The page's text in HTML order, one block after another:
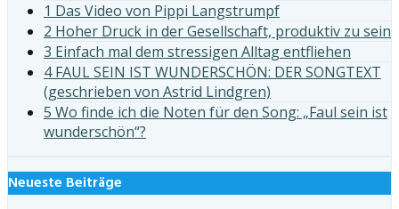
1 Das Video von Pippi Langstrumpf
2 Hoher Druck in der Gesellschaft, produktiv zu sein
3 Einfach mal dem stressigen Alltag entfliehen
4 FAUL SEIN IST WUNDERSCHÖN: DER SONGTEXT
(geschrieben von Astrid Lindgren)
5 Wo finde ich die Noten für den Song: „Faul sein ist
wunderschön“?
Neueste Beiträge